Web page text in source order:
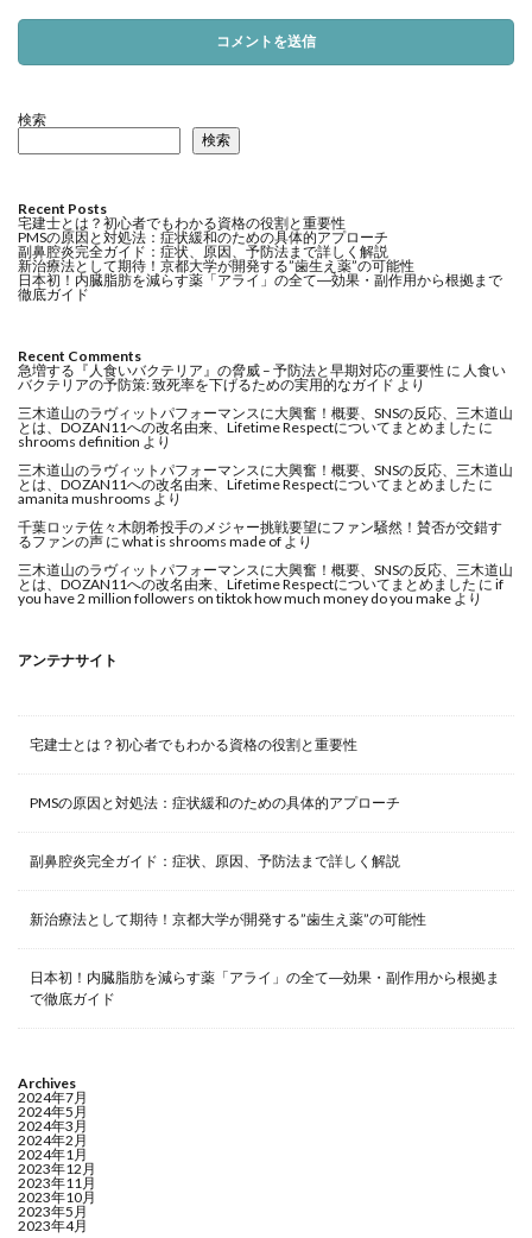
検索
検索
Recent Posts
宅建士とは？初心者でもわかる資格の役割と重要性
PMSの原因と対処法：症状緩和のための具体的アプローチ
副鼻腔炎完全ガイド：症状、原因、予防法まで詳しく解説
新治療法として期待！京都大学が開発する”歯生え薬”の可能性
日本初！内臓脂肪を減らす薬「アライ」の全て―効果・副作用から根拠まで
徹底ガイド
Recent Comments
急増する『人食いバクテリア』の脅威 – 予防法と早期対応の重要性 に 人食い
バクテリアの予防策: 致死率を下げるための実用的なガイド より
三木道山のラヴィットパフォーマンスに大興奮！概要、SNSの反応、三木道山
とは、DOZAN11への改名由来、Lifetime Respectについてまとめましたに
shrooms definition より
三木道山のラヴィットパフォーマンスに大興奮！概要、SNSの反応、三木道山
とは、DOZAN11への改名由来、Lifetime Respectについてまとめましたに
amanita mushrooms より
千葉ロッテ佐々木朗希投手のメジャー挑戦要望にファン騒然！賛否が交錯す
るファンの声 に what is shrooms made of より
三木道山のラヴィットパフォーマンスに大興奮！概要、SNSの反応、三木道山
とは、DOZAN11への改名由来、Lifetime Respectについてまとめましたに if
you have 2 million followers on tiktok how much money do you makeより
アンテナサイト
宅建士とは？初心者でもわかる資格の役割と重要性
PMSの原因と対処法：症状緩和のための具体的アプローチ
副鼻腔炎完全ガイド：症状、原因、予防法まで詳しく解説
新治療法として期待！京都大学が開発する”歯生え薬”の可能性
日本初！内臓脂肪を減らす薬「アライ」の全て―効果・副作用から根拠ま
で徹底ガイド
Archives
2024年7月
2024年5月
2024年3月
2024年2月
2024年1月
2023年12月
2023年11月
2023年10月
2023年5月
2023年4月